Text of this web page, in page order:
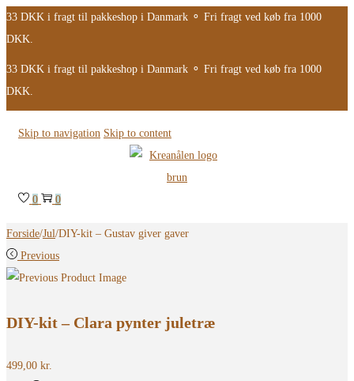
33 DKK i fragt til pakkeshop i Danmark ⚬ Fri fragt ved køb fra 1000
DKK.
33 DKK i fragt til pakkeshop i Danmark ⚬ Fri fragt ved køb fra 1000
DKK.
Skip to navigation Skip to content
0 0
Forside/Jul/DIY-kit – Gustav giver gaver
Previous
DIY-kit – Clara pynter juletræ
499,00 kr.